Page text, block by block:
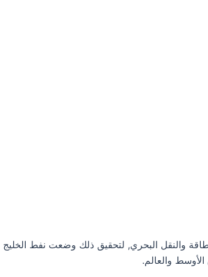
والنقل البحري, لتحقيق ذلك وضعت نفط الخليج
والعالم.